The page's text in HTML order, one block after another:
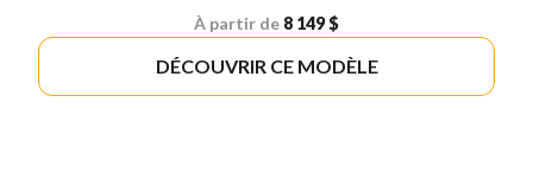
À partir de 8 149 $
DÉCOUVRIR CE MODÈLE